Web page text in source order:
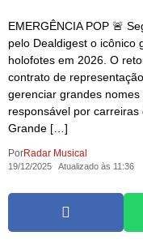
EMERGÊNCIA POP 🚨
pelo Dealdigest o icônico
holofotes em 2026. O
contrato de
gerenciar grandes
responsável por
Grande […]
PorRadar Musical
19/12/2025 Atualizado às 11:36